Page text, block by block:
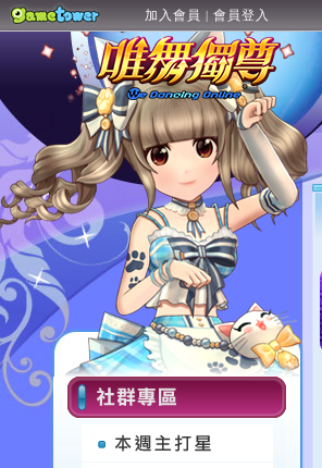
加入會員 | 會員登入